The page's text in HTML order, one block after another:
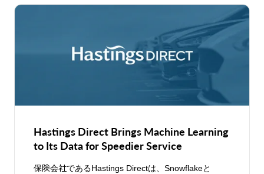
Hastings Direct Brings Machine Learning
to Its Data for Speedier Service
保険会社であるHastings Directは、Snowflakeと